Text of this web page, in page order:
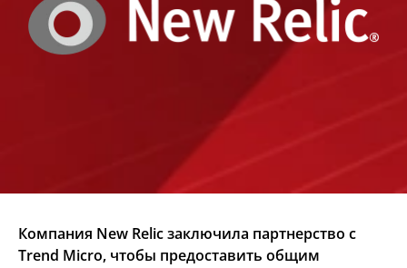
Компания New Relic заключила партнерство с
Trend Micro, чтобы предоставить общим